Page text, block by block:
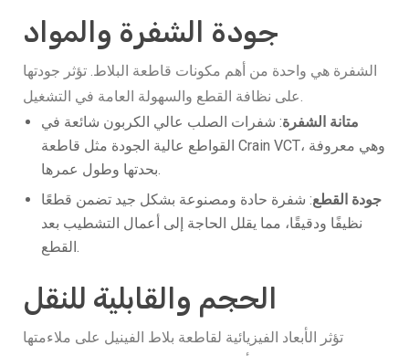
جودة الشفرة والمواد
الشفرة هي واحدة من أهم مكونات قاطعة البلاط. تؤثر جودتها
متانة الشفرة: شفرات الصلب عالي الكربون شائعة في
القواطع عالية الجودة مثل قاطعة Crain VCT، وهي معروفة
جودة القطع: شفرة حادة ومصنوعة بشكل جيد تضمن قطعًا
نظيفًا ودقيقًا، مما يقلل الحاجة إلى أعمال التشطيب بعد
الحجم والقابلية للنقل
تؤثر الأبعاد الفيزيائية لقاطعة بلاط الفينيل على ملاءمتها